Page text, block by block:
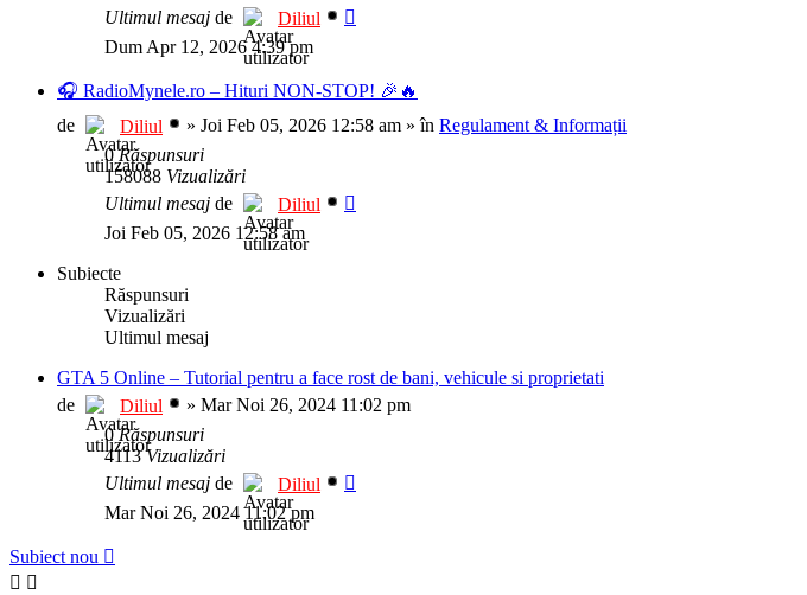
Ultimul mesaj de
Diliul
Dum Apr 12, 2026 4:39 pm
🎧 RadioMynele.ro – Hituri NON-STOP! 🎉🔥
de
Diliul » Joi Feb 05, 2026 12:58 am » în Regulament & Informații
0Răspunsuri
158088 Vizualizări
Ultimul mesaj de
Diliul
Joi Feb 05, 2026 12:58 am
Subiecte
Răspunsuri
Vizualizări
Ultimul mesaj
GTA 5 Online – Tutorial pentru a face rost de bani, vehicule si proprietati
de
Diliul » Mar Noi 26, 2024 11:02 pm
0Răspunsuri
4113Vizualizări
Ultimul mesaj de
Diliul
Mar Noi 26, 2024 11:02 pm
Subiect nou